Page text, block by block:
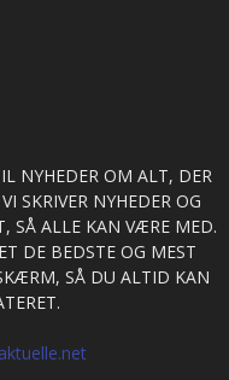
NYHEDER OM ALT, DER
SKRIVER NYHEDER OG
SÅ ALLE KAN VÆRE MED.
DE BEDSTE OG MEST
SÅ DU ALTID KAN